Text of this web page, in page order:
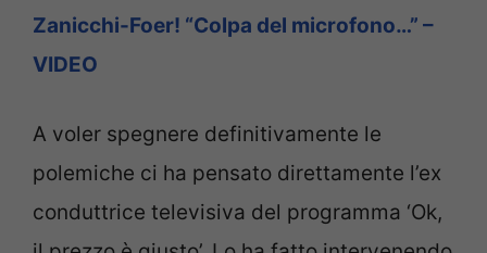
Zanicchi-Foer! “Colpa del microfono…” –
VIDEO
A voler spegnere definitivamente le
polemiche ci ha pensato direttamente l’ex
conduttrice televisiva del programma ‘Ok,